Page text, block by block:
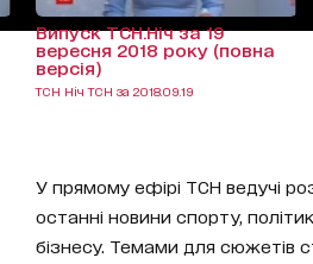
Випуск ТСН.Ніч за 19
вересня 2018 року (повна
версія)
ТСН Ніч ТСН за 2018.09.19
У прямому ефірі ТСН ведучі
останні новини спорту,
бізнесу. Темами для сюжетів